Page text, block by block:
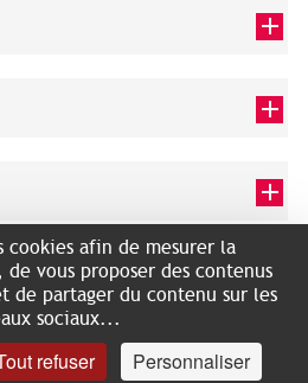
GÉNÉALOGIQUES
CONNAÎTRE
ÉDUCATIF
EN LIGNE
DE TOULOUSE
cookies afin de mesurer la
vous proposer des contenus
de partager du contenu sur les
sociaux...
refuser Personnaliser